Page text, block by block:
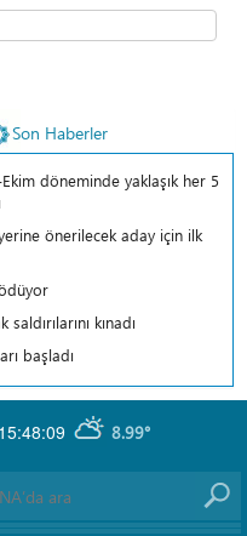
Son Haberler
döneminde yaklaşık her 5
önerilecek aday için ilk
kınadı
başladı
8.99°